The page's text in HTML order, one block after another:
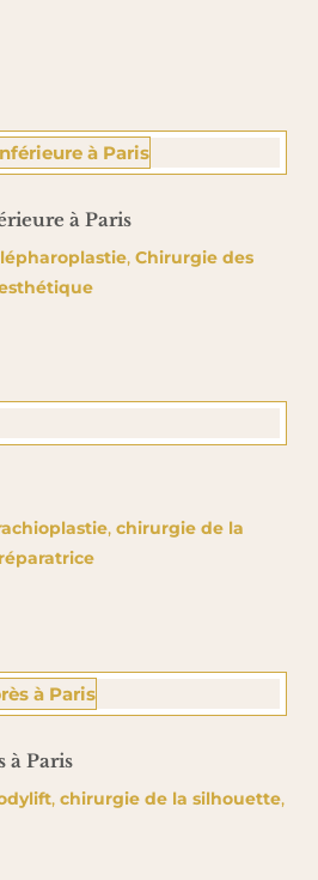
à Paris
, Chirurgie des
, chirurgie de la
à Paris
, chirurgie de la silhouette,